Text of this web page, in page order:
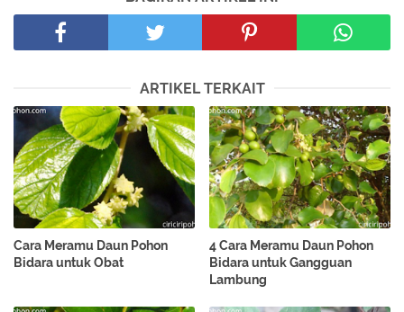
ARTIKEL TERKAIT
Cara Meramu Daun Pohon
Bidara untuk Obat
4 Cara Meramu Daun Pohon
Bidara untuk Gangguan
Lambung